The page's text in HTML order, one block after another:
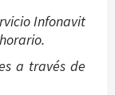
Infonavit
a través de